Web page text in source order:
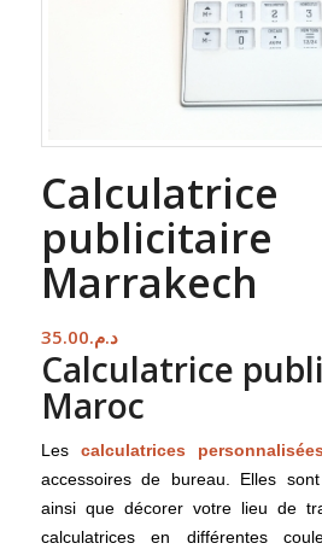
Calculatrice
publicitaire
Marrakech
د.م.35.00
Calculatrice
Maroc
Les calculatrices personnalisées
accessoires de bureau. Elles
ainsi que décorer votre lieu de
calculatrices en différentes